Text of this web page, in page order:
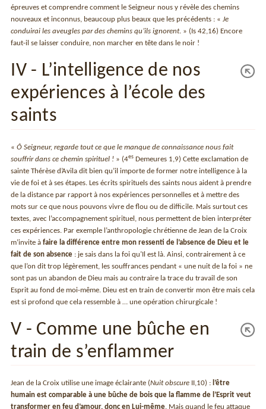
épreuves et comprendre comment le Seigneur nous y révèle des chemins
nouveaux et inconnus, beaucoup plus beaux que les précédents : «Je
conduirai les aveugles par des chemins qu’ils ignorent. » (Is 42,16) Encore
faut-il se laisser conduire, non marcher en tête dans le noir !
IV - L’intelligence de nos
expériences à l’école des
saints
«Ô Seigneur, regarde tout ce que le manque de connaissance nous fait
souffrir dans ce chemin spirituel ! » (4es Demeures 1,9) Cette exclamation de
sainte Thérèse d’Avila dit bien qu’il importe de former notre intelligence à la
vie de foi et à ses étapes. Les écrits spirituels des saints nous aident à prendre
de la distance par rapport à nos expériences personnelles et à mettre des
mots sur ce que nous pouvons vivre de flou ou de difficile. Mais surtout ces
textes, avec l’accompagnement spirituel, nous permettent de bien interpréter
ces expériences. Par exemple l’anthropologie chrétienne de Jean de la Croix
m’invite àfaire la différence entre mon ressenti de l’absence de Dieu et le
fait de son absence : je sais dans la foi qu’Il est là. Ainsi, contrairement à ce
que l’on dit trop légèrement, les souffrances pendant « une nuit de la foi » ne
sont pas un abandon de Dieu mais au contraire la trace du travail de son
Esprit au fond de moi-même. Dieu est en train de convertir mon être mais cela
est si profond que cela ressemble à … une opération chirurgicale !
V - Comme une bûche en
train de s’enflammer
Jean de la Croix utilise une image éclairante (Nuit obscure II,10) : l’être
humain est comparable à une bûche de bois que la flamme de l’Esprit veut
transformer en feu d’amour, donc en Lui-même. Mais quand le feu attaque